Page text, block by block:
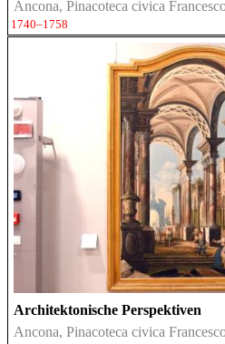
Ancona, Pinacoteca civica
1740–1758
Architektonische Perspektiven
Ancona, Pinacoteca civica